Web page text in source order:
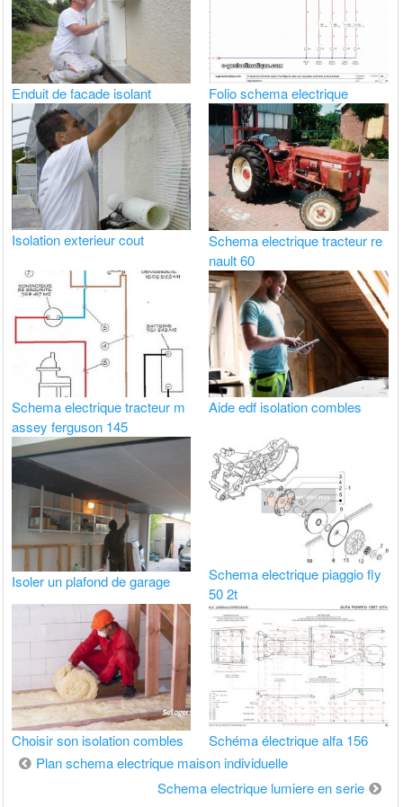
Enduit de facade isolant Folio schema electrique
Isolation exterieur cout
Schema electrique tracteur re
nault 60
Schema electrique tracteur m
assey ferguson 145
Aide edf isolation combles
Isoler un plafond de garage
Schema electrique piaggio fly
50 2t
Choisir son isolation combles Schéma électrique alfa 156
Navigation
Plan schema electrique maison individuelle
Schema electrique lumiere en serie